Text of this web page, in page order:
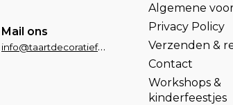
Mail ons
info@taartdecoratief.nl
Algemene
Privacy Policy
Verzenden &
Contact
Workshops &
kinderfeestjes